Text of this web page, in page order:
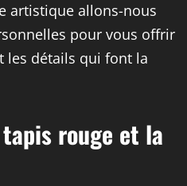
artistique allons-nous
pour vous offrir
les détails qui font la
rouge et la